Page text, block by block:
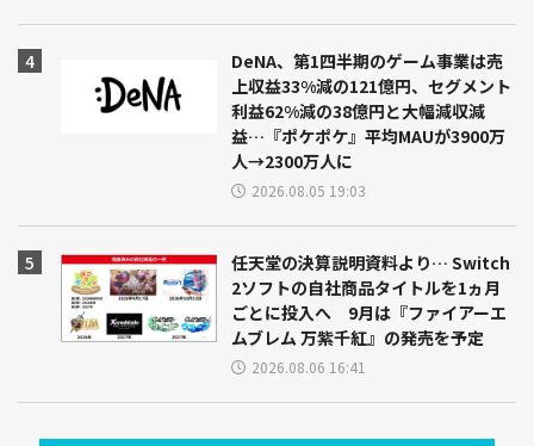
DeNA、第1四半期のゲーム事業は売
上収益33%減の121億円、セグメント
利益62%減の38億円と大幅減収減
益…『ポケポケ』平均MAUが3900万
人→2300万人に
2026.08.05 19:03
任天堂の決算説明資料より… Switch
2ソフトの自社商品タイトルを1ヵ月
ごとに投入へ 9月は『ファイアーエ
ムブレム 万紫千紅』の発売を予定
2026.08.06 16:41